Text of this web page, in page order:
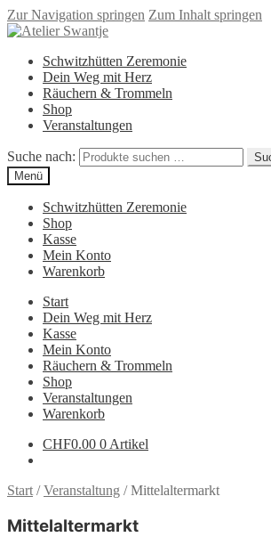
Zur Navigation springen Zum Inhalt springen
Schwitzhütten Zeremonie
Dein Weg mit Herz
Räuchern & Trommeln
Shop
Veranstaltungen
Suche nach:
Menü
Schwitzhütten Zeremonie
Shop
Kasse
Mein Konto
Warenkorb
Start
Dein Weg mit Herz
Kasse
Mein Konto
Räuchern & Trommeln
Shop
Veranstaltungen
Warenkorb
CHF0.00 0 Artikel
Start /Veranstaltung /Mittelaltermarkt
Mittelaltermarkt